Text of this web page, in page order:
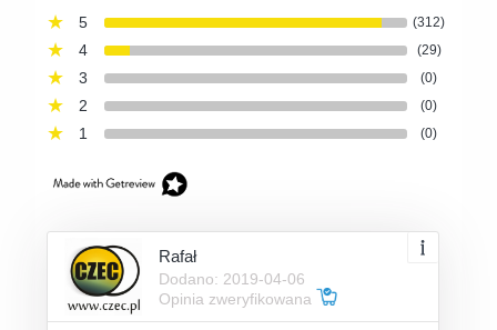
5
(312)
4 (29)
3 (0)
2 (0)
1 (0)
Rafał
Dodano: 2019-04-06
Opinia zweryfikowana